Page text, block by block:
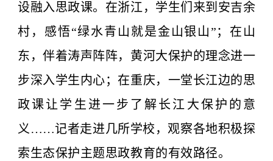
设融入思政课。在浙江，学生们来到安吉余
村，感悟“绿水青山就是金山银山”；在山
东，伴着涛声阵阵，黄河大保护的理念进一
步深入学生内心；在重庆，一堂长江边的思
政课让学生进一步了解长江大保护的意
义……记者走进几所学校，观察各地积极探
索生态保护主题思政教育的有效路径。